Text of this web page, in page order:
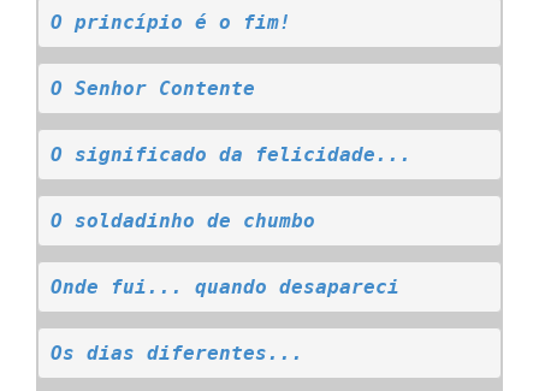
O princípio é o fim!
O Senhor Contente
O significado da felicidade...
O soldadinho de chumbo
Onde fui... quando desapareci
Os dias diferentes...